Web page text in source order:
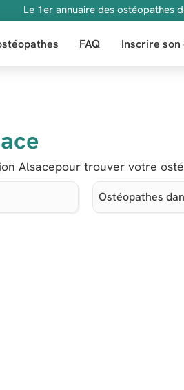
Le 1er annuaire des ostéopathes
FAQ Inscrire son
Alsacepour trouver votre
Ostéopathes